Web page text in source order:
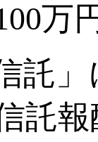
万
託
託